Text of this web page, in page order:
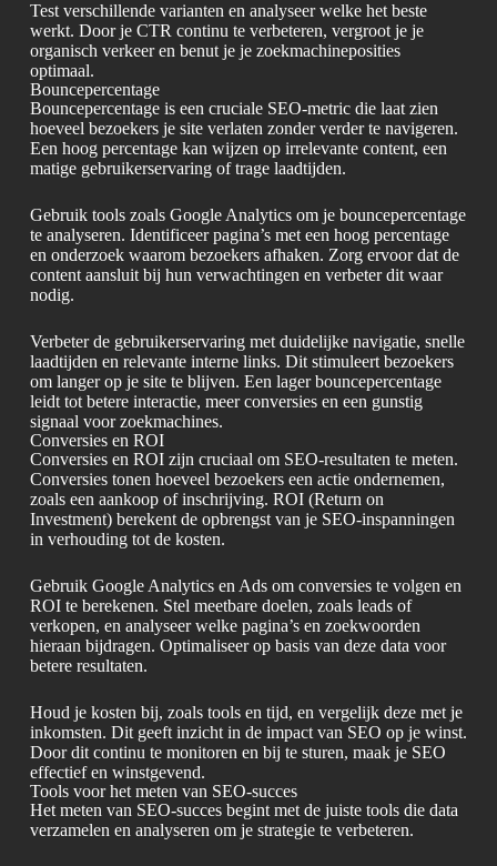
Test verschillende varianten en analyseer welke het beste
werkt. Door je CTR continu te verbeteren, vergroot je je
organisch verkeer en benut je je zoekmachineposities
optimaal.
Bouncepercentage
Bouncepercentage is een cruciale SEO-metric die laat zien
hoeveel bezoekers je site verlaten zonder verder te navigeren.
Een hoog percentage kan wijzen op irrelevante content, een
matige gebruikerservaring of trage laadtijden.
Gebruik tools zoals Google Analytics om je bouncepercentage
te analyseren. Identificeer pagina’s met een hoog percentage
en onderzoek waarom bezoekers afhaken. Zorg ervoor dat de
content aansluit bij hun verwachtingen en verbeter dit waar
nodig.
Verbeter de gebruikerservaring met duidelijke navigatie, snelle
laadtijden en relevante interne links. Dit stimuleert bezoekers
om langer op je site te blijven. Een lager bouncepercentage
leidt tot betere interactie, meer conversies en een gunstig
signaal voor zoekmachines.
Conversies en ROI
Conversies en ROI zijn cruciaal om SEO-resultaten te meten.
Conversies tonen hoeveel bezoekers een actie ondernemen,
zoals een aankoop of inschrijving. ROI (Return on
Investment) berekent de opbrengst van je SEO-inspanningen
in verhouding tot de kosten.
Gebruik Google Analytics en Ads om conversies te volgen en
ROI te berekenen. Stel meetbare doelen, zoals leads of
verkopen, en analyseer welke pagina’s en zoekwoorden
hieraan bijdragen. Optimaliseer op basis van deze data voor
betere resultaten.
Houd je kosten bij, zoals tools en tijd, en vergelijk deze met je
inkomsten. Dit geeft inzicht in de impact van SEO op je winst.
Door dit continu te monitoren en bij te sturen, maak je SEO
effectief en winstgevend.
Tools voor het meten van SEO-succes
Het meten van SEO-succes begint met de juiste tools die data
verzamelen en analyseren om je strategie te verbeteren.